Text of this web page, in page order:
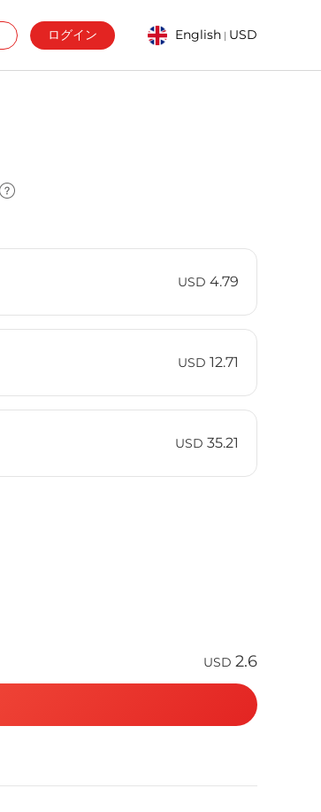
ログイン English | USD
USD 4.79
USD 12.71
USD 35.21
USD 2.6